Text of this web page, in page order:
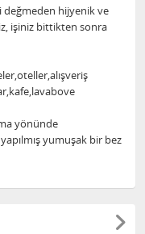
değmeden hijyenik ve
işiniz bittikten sonra
yönünde
yumuşak bir bez